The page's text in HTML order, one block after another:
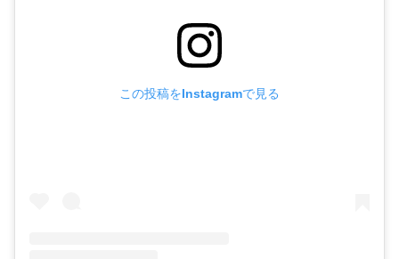
この投稿をInstagramで見る